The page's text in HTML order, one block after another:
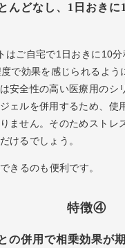
んどなし、1日おきに
はご自宅で1日おきに10
で効果を感じられるよう
安全性の高い医療用のシ
ェルを併用するため、使
ません。そのためストレ
けるでしょう。
きるのも便利です。
特徴④
の併用で相乗効果が